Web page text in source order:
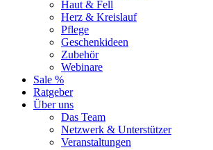
Haut & Fell
Herz & Kreislauf
Pflege
Geschenkideen
Zubehör
Webinare
Sale %
Ratgeber
Über uns
Das Team
Netzwerk & Unterstützer
Veranstaltungen